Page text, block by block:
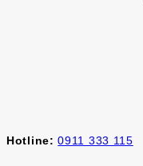
Hotline: 0911 333 115